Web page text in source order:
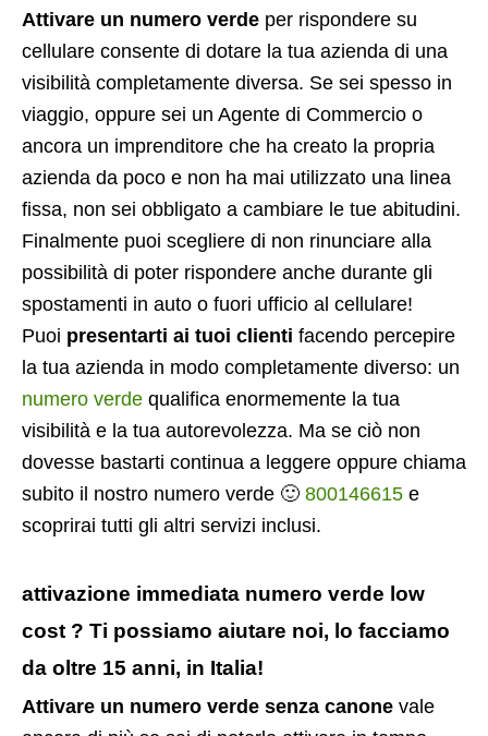
Attivare un numero verde per rispondere su
cellulare consente di dotare la tua azienda di una
visibilità completamente diversa. Se sei spesso in
viaggio, oppure sei un Agente di Commercio o
ancora un imprenditore che ha creato la propria
azienda da poco e non ha mai utilizzato una linea
fissa, non sei obbligato a cambiare le tue abitudini.
Finalmente puoi scegliere di non rinunciare alla
possibilità di poter rispondere anche durante gli
spostamenti in auto o fuori ufficio al cellulare!
Puoi presentarti ai tuoi clienti facendo percepire
la tua azienda in modo completamente diverso: un
numero verde qualifica enormemente la tua
visibilità e la tua autorevolezza. Ma se ciò non
dovesse bastarti continua a leggere oppure chiama
subito il nostro numero verde 🙂 800146615 e
scoprirai tutti gli altri servizi inclusi.
attivazione immediata numero verde low
cost ? Ti possiamo aiutare noi, lo facciamo
da oltre 15 anni, in Italia!
Attivare un numero verde senza canone vale